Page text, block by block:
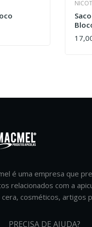
NICOT
é uma empresa que
relacionados com a
cera, cosméticos, artigos
PRECISA DE AJUDA?